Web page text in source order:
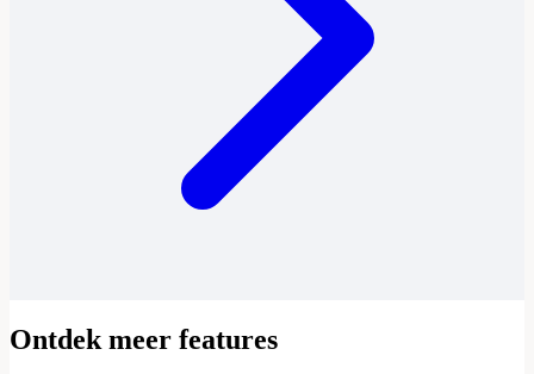
Ontdek meer features